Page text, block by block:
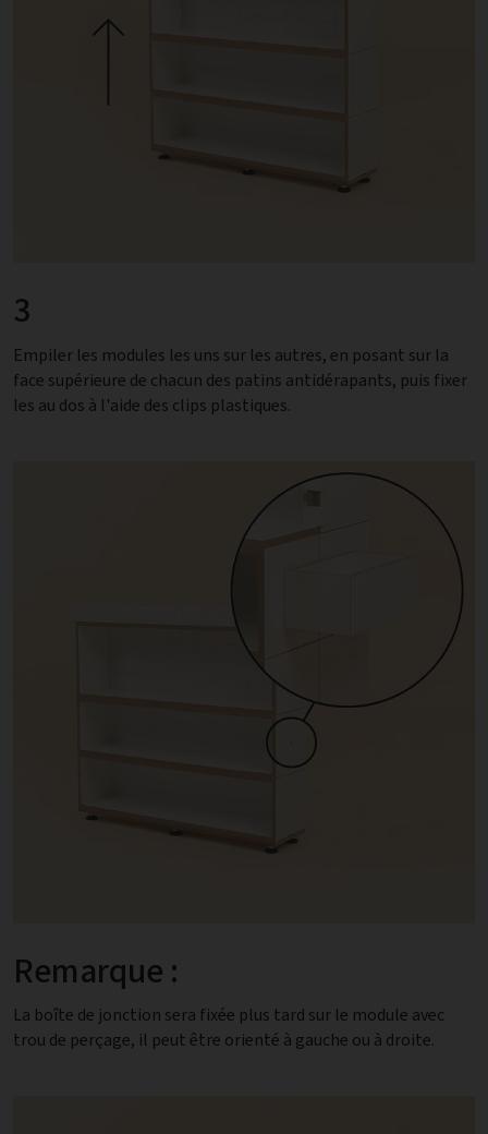
3
Empiler les modules les uns sur les autres, en posant sur la
face supérieure de chacun des patins antidérapants, puis fixer
les au dos à l'aide des clips plastiques.
Remarque :
La boîte de jonction sera fixée plus tard sur le module avec
trou de perçage, il peut être orienté à gauche ou à droite.